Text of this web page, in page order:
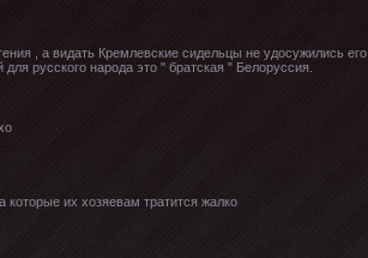
, а видать Кремлевские сидельцы не удосужились его
русского народа это " братская " Белоруссия.
их хозяевам тратится жалко